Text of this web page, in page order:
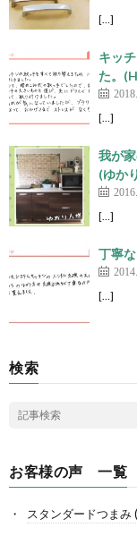
[…]
キッ
た。
[…]
我が
(ゆか
[…]
丁寧
[…]
検索
お客様の声 一覧
スタンダードつまみ